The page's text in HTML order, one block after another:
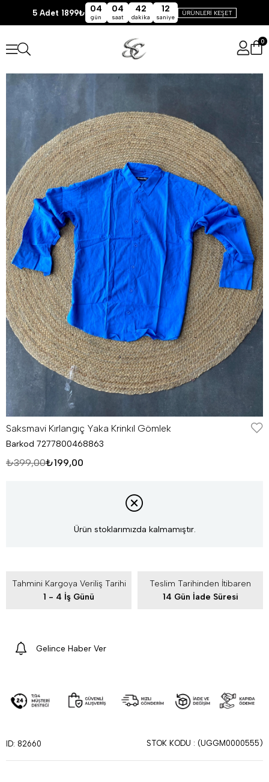
5 Adet 1899₺ 04
gün
04
saat
42
dakika
11
saniye
ÜRÜNLERİ KEŞET
0
Saksmavi Kırlangıç Yaka Krinkıl Gömlek
Barkod 7277800468863
₺399,00₺199,00
Ürün stoklarımızda kalmamıştır.
Tahmini Kargoya Veriliş Tarihi
1 - 4 İş Günü
Teslim Tarihinden İtibaren
14 Gün İade Süresi
Gelince Haber Ver
ID: 82660 STOK KODU (UGGM0000555)